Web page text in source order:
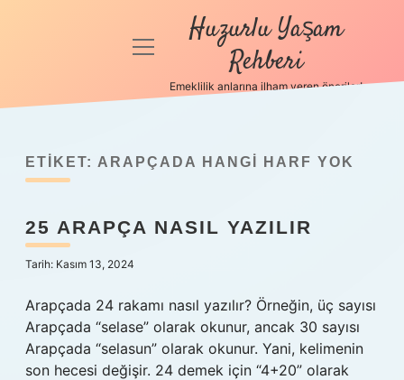
Anasayfa
Politikası
Hakkımızda
menüyü
Huzurlu Yaşam
Rehberi
Emeklilik anlarına ilham veren öneriler!
ETIKET: ARAPÇADA HANGI HARF YOK
25 ARAPÇA NASIL YAZILIR
Tarih: Kasım 13, 2024
Arapçada 24 rakamı nasıl yazılır? Örneğin, üç sayısı
Arapçada “selase” olarak okunur, ancak 30 sayısı
Arapçada “selasun” olarak okunur. Yani, kelimenin
son hecesi değişir. 24 demek için “4+20” olarak